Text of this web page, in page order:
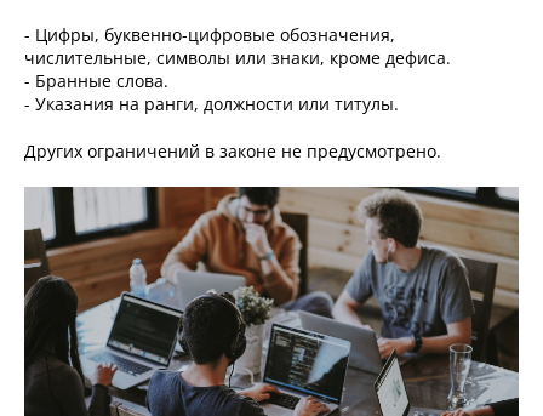
- Цифры, буквенно-цифровые обозначения,
числительные, символы или знаки, кроме дефиса.
- Бранные слова.
- Указания на ранги, должности или титулы.
Других ограничений в законе не предусмотрено.